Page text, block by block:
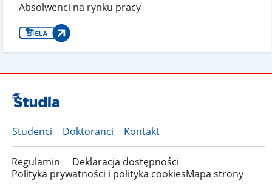
Absolwenci na rynku pracy
Studenci Doktoranci Kontakt
Regulamin
Deklaracja dostępności
Polityka prywatności i polityka cookiesMapa strony